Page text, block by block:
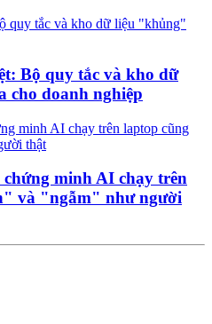
Bộ quy tắc và kho dữ
cho doanh nghiệp
minh AI chạy trên
và "ngẫm" như người